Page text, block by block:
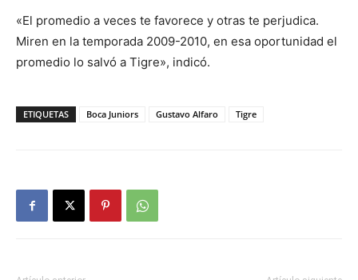
«El promedio a veces te favorece y otras te perjudica.
Miren en la temporada 2009-2010, en esa oportunidad el
promedio lo salvó a Tigre», indicó.
ETIQUETAS Boca Juniors Gustavo Alfaro Tigre